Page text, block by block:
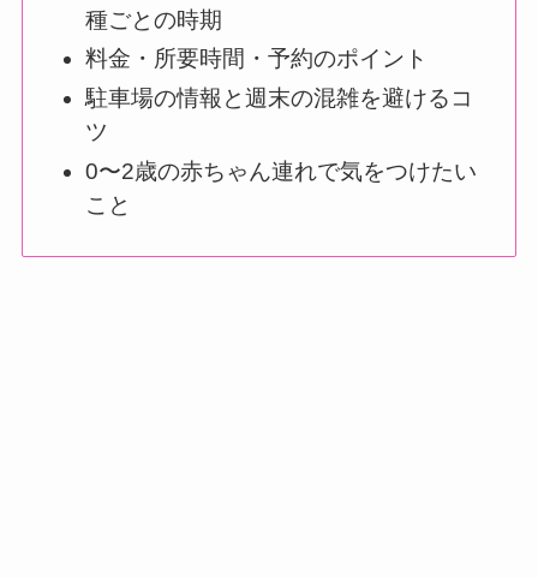
種ごとの時期
料金・所要時間・予約のポイント
駐車場の情報と週末の混雑を避けるコ
ツ
0〜2歳の赤ちゃん連れで気をつけたい
こと